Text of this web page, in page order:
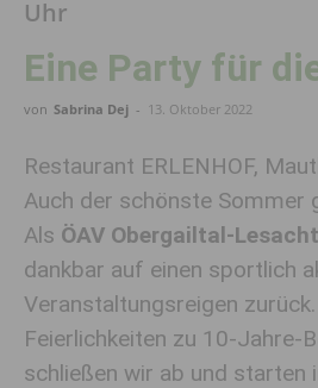
Uhr
Eine Party für
von Sabrina Dej - 13. Oktober 2022
Restaurant ERLENHOF,
Auch der schönste Sommer
Als ÖAV Obergailtal-
dankbar auf einen sportlich
Veranstaltungsreigen
Feierlichkeiten zu 10-Jahre-
schließen wir ab und starten